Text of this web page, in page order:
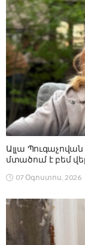
Ալլա
մտածում է բեմ
07 Օգոստոս, 2026